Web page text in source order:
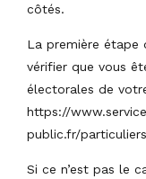
côtés.
La première étape
vérifier que vous
électorales de
https://
public.fr/
Si ce n’est pas le